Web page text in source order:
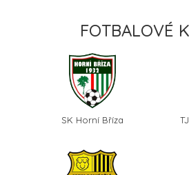
FOTBALOVÉ
SK Horní Bříza